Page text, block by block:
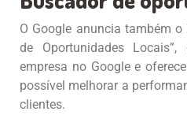
O Google anuncia também
de Oportunidades
empresa no Google e
possível melhorar a
clientes.